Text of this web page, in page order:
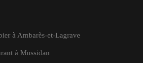
à Ambarès-et-Lagrave
à Mussidan